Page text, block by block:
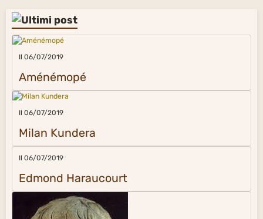
Il 06/07/2019
Aménémopé
Il 06/07/2019
Milan Kundera
Il 06/07/2019
Edmond Haraucourt